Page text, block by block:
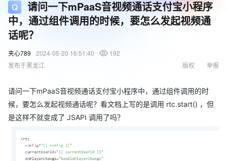
请问一下mPaaS音视频通话支付宝小程序
中，通过组件调用的时候，要怎么发起视频通
话呢？
夹心789 2024-05-20 16:51:40
192
发布于黑龙江
举报
版权
请问一下mPaaS音视频通话支付宝小程序中，通过组件调用的时
候，要怎么发起视频通话呢？看文档上写的是调用 rtc.start() ，但
是这样不就变成了 JSAPI 调用了吗？